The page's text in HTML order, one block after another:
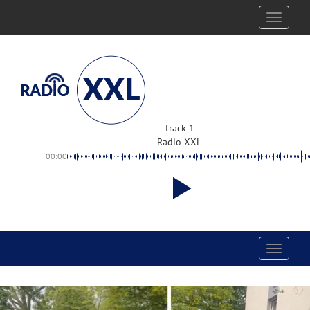
Toggle
Track 1
Radio XXL
00:00
Toggle